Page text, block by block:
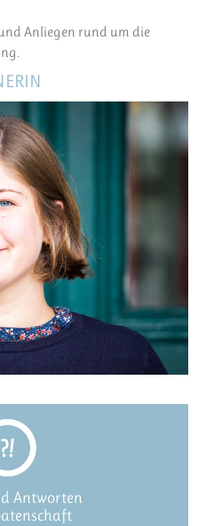
Anliegen rund um die
Antworten